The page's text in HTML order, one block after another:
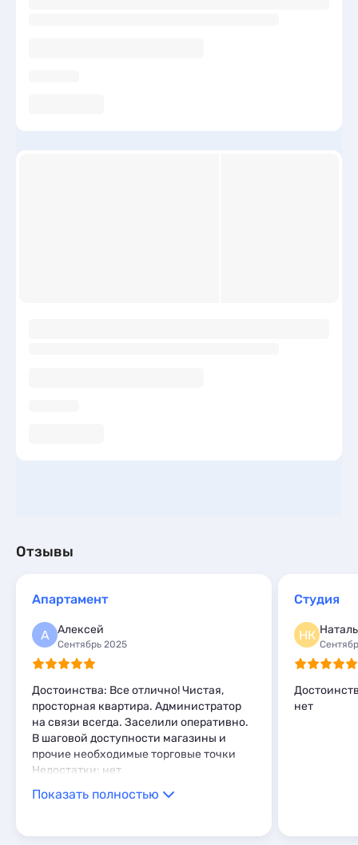
Отзывы
Апартамент
А Алексей
Сентябрь 2025
Достоинства: Все отлично! Чистая,
просторная квартира. Администратор
на связи всегда. Заселили оперативно.
В шаговой доступности магазины и
прочие необходимые торговые точки
Недостатки: нет
Показать полностью
Студия
НК
нет